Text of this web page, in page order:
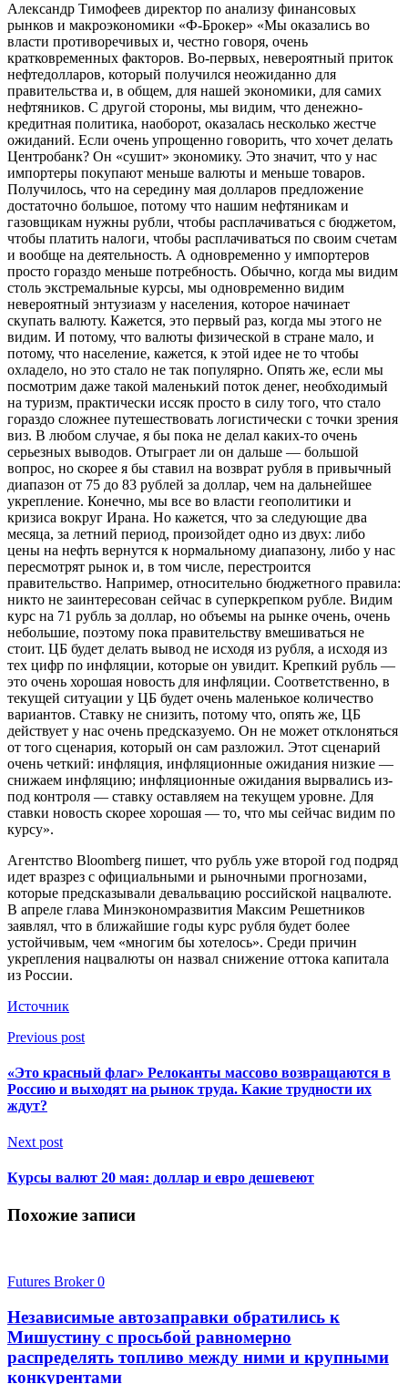
Александр Тимофеев директор по анализу финансовых
рынков и макроэкономики «Ф-Брокер» «Мы оказались во
власти противоречивых и, честно говоря, очень
кратковременных факторов. Во-первых, невероятный приток
нефтедолларов, который получился неожиданно для
правительства и, в общем, для нашей экономики, для самих
нефтяников. С другой стороны, мы видим, что денежно-
кредитная политика, наоборот, оказалась несколько жестче
ожиданий. Если очень упрощенно говорить, что хочет делать
Центробанк? Он «сушит» экономику. Это значит, что у нас
импортеры покупают меньше валюты и меньше товаров.
Получилось, что на середину мая долларов предложение
достаточно большое, потому что нашим нефтяникам и
газовщикам нужны рубли, чтобы расплачиваться с бюджетом,
чтобы платить налоги, чтобы расплачиваться по своим счетам
и вообще на деятельность. А одновременно у импортеров
просто гораздо меньше потребность. Обычно, когда мы видим
столь экстремальные курсы, мы одновременно видим
невероятный энтузиазм у населения, которое начинает
скупать валюту. Кажется, это первый раз, когда мы этого не
видим. И потому, что валюты физической в стране мало, и
потому, что население, кажется, к этой идее не то чтобы
охладело, но это стало не так популярно. Опять же, если мы
посмотрим даже такой маленький поток денег, необходимый
на туризм, практически иссяк просто в силу того, что стало
гораздо сложнее путешествовать логистически с точки зрения
виз. В любом случае, я бы пока не делал каких-то очень
серьезных выводов. Отыграет ли он дальше — большой
вопрос, но скорее я бы ставил на возврат рубля в привычный
диапазон от 75 до 83 рублей за доллар, чем на дальнейшее
укрепление. Конечно, мы все во власти геополитики и
кризиса вокруг Ирана. Но кажется, что за следующие два
месяца, за летний период, произойдет одно из двух: либо
цены на нефть вернутся к нормальному диапазону, либо у нас
пересмотрят рынок и, в том числе, перестроится
правительство. Например, относительно бюджетного правила:
никто не заинтересован сейчас в суперкрепком рубле. Видим
курс на 71 рубль за доллар, но объемы на рынке очень, очень
небольшие, поэтому пока правительству вмешиваться не
стоит. ЦБ будет делать вывод не исходя из рубля, а исходя из
тех цифр по инфляции, которые он увидит. Крепкий рубль —
это очень хорошая новость для инфляции. Соответственно, в
текущей ситуации у ЦБ будет очень маленькое количество
вариантов. Ставку не снизить, потому что, опять же, ЦБ
действует у нас очень предсказуемо. Он не может отклоняться
от того сценария, который он сам разложил. Этот сценарий
очень четкий: инфляция, инфляционные ожидания низкие —
снижаем инфляцию; инфляционные ожидания вырвались из-
под контроля — ставку оставляем на текущем уровне. Для
ставки новость скорее хорошая — то, что мы сейчас видим по
курсу».
Агентство Bloomberg пишет, что рубль уже второй год подряд
идет вразрез с официальными и рыночными прогнозами,
которые предсказывали девальвацию российской нацвалюте.
В апреле глава Минэкономразвития Максим Решетников
заявлял, что в ближайшие годы курс рубля будет более
устойчивым, чем «многим бы хотелось». Среди причин
укрепления нацвалюты он назвал снижение оттока капитала
из России.
Источник
Previous post
«Это красный флаг» Релоканты массово возвращаются в
Россию и выходят на рынок труда. Какие трудности их
ждут?
Next post
Курсы валют 20 мая: доллар и евро дешевеют
Похожие записи
Futures Broker0
Независимые автозаправки обратились к
Мишустину с просьбой равномерно
распределять топливо между ними и крупными
конкурентами